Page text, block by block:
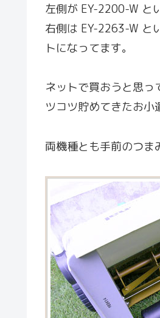
左側が EY-2200-W と
右側は EY-2263-W と
トになってます。
ネットで買おうと思
ツコツ貯めてきたお小
両機種とも手前のつま